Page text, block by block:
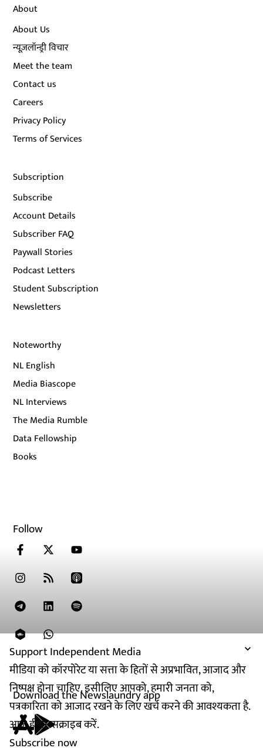
Support Independent Media
मीडिया को कॉरपोरेट या सत्ता के हितों से अप्रभावित, आजाद और
निष्पक्ष होना चाहिए. इसीलिए आपको, हमारी जनता को,
पत्रकारिता को आजाद रखने के लिए खर्च करने की आवश्यकता है.
आज ही सब्सक्राइब करें.
Subscribe now
About
About Us
न्यूज़लॉन्ड्री विचार
Meet the team
Contact us
Careers
Privacy Policy
Terms of Services
Subscription
Subscribe
Account Details
Subscriber FAQ
Paywall Stories
Podcast Letters
Student Subscription
Newsletters
Noteworthy
NL English
Media Biascope
NL Interviews
The Media Rumble
Data Fellowship
Books
Follow
Download the Newslaundry app